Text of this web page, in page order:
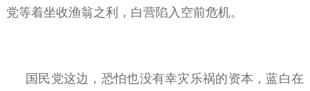
党等着坐收渔翁之利，白营陷入空前危机。
国民党这边，恐怕也没有幸灾乐祸的资本，蓝白在